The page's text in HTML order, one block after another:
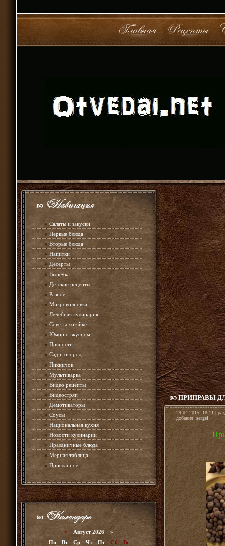
» Салаты и закуски
» Первые блюда
» Вторые блюда
» Напитки
»Десерты
» Выпечка
» Детские рецепты
» Разное
» Микроволновка
» Лечебная кулинария
» Советы хозяйке
» Юмор о вкусном
» Пряности
» Сад и огород
» Пикничок
» Мультиварка
» Видео рецепты
» Видеостряп
» Демотиваторы
» Соусы
» Национальная кухня
» Новости кулинарии
» Праздничные блюда
» Мерная таблица
» Присланное
« Август 2026 »
Пн
Вт Ср Чт Пт Сб
Вс
ПРИПРАВЫ
29-04-2015, 18:11 |
добавил: sergei